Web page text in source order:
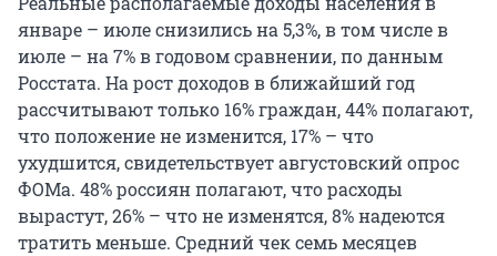
январе – июле снизились на 5,3%, в том числе в
июле – на 7% в годовом сравнении, по данным
Росстата. На рост доходов в ближайший год
рассчитывают только 16% граждан, 44% полагают,
что положение не изменится, 17% – что
ухудшится, свидетельствует августовский опрос
ФОМа. 48% россиян полагают, что расходы
вырастут, 26% – что не изменятся, 8% надеются
тратить меньше. Средний чек семь месяцев